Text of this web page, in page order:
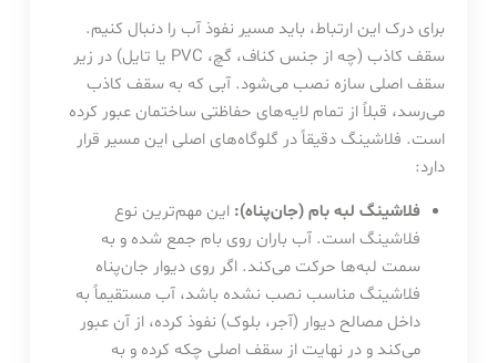
برای درک این ارتباط، باید مسیر نفوذ آب را دنبال کنیم.
سقف کاذب (چه از جنس کناف، گچ، PVC یا تایل) در زیر
سقف اصلی سازه نصب می‌شود. آبی که به سقف کاذب
می‌رسد، قبلاً از تمام لایه‌های حفاظتی ساختمان عبور کرده
است. فلاشینگ دقیقاً در گلوگاه‌های اصلی این مسیر قرار
دارد:
فلاشینگ لبه بام (جان‌پناه): این مهم‌ترین نوع
فلاشینگ است. آب باران روی بام جمع شده و به
سمت لبه‌ها حرکت می‌کند. اگر روی دیوار جان‌پناه
فلاشینگ مناسب نصب نشده باشد، آب مستقیماً به
داخل مصالح دیوار (آجر، بلوک) نفوذ کرده، از آن عبور
می‌کند و در نهایت از سقف اصلی چکه کرده و به